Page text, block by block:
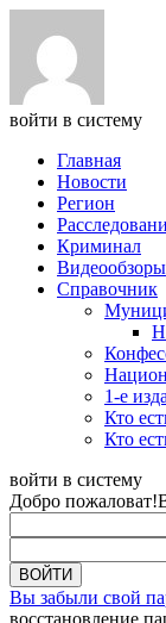
войти в систему
Главная
Новости
Регион
Криминал
Видеообзоры
Справочник
1-е
Кто
Кто
войти в систему
Добро пожаловат!
Вы забыли свой
восстановление